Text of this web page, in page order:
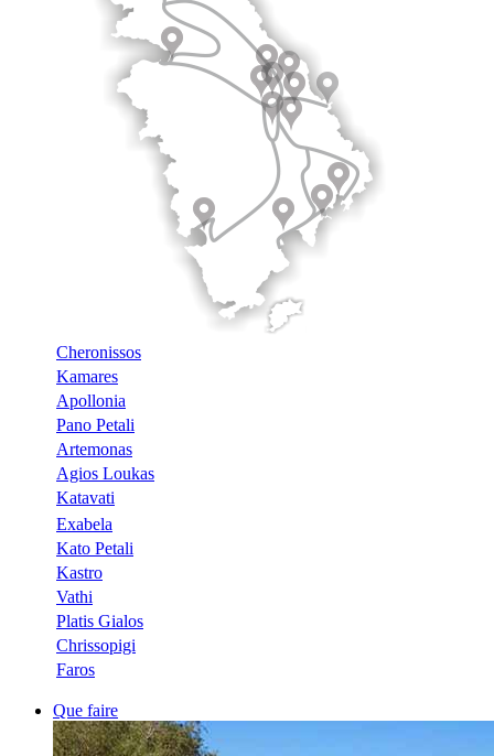
Cheronissos
Kamares
Apollonia
Pano Petali
Artemonas
Agios Loukas
Katavati
Exabela
Kato Petali
Kastro
Vathi
Platis Gialos
Chrissopigi
Faros
Que faire